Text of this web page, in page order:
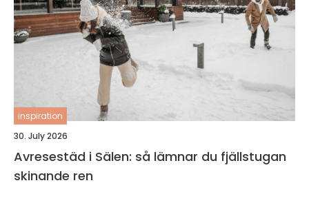
inspiration
30. July 2026
Avresestäd i Sälen: så lämnar du fjällstugan
skinande ren